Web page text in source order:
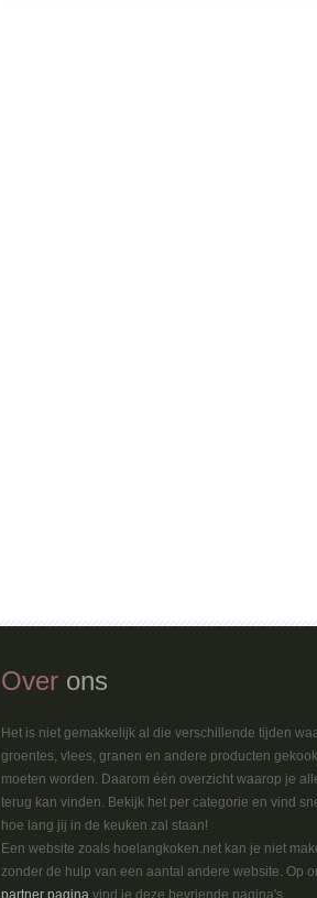
Over ons
Het is niet gemakkelijk al die verschillende tijden
groentes, vlees, granen en andere producten
moeten worden. Daarom één overzicht waarop je
terug kan vinden. Bekijk het per categorie en vind
hoe lang jij in de keuken zal staan!
Een website zoals hoelangkoken.net kan je niet
zonder de hulp van een aantal andere website. Op
partner pagina vind je deze bevriende pagina's